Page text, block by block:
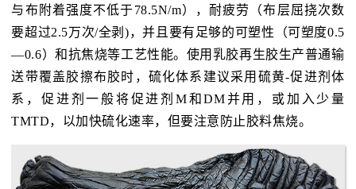
与布附着强度不低于78.5N/m），耐疲劳（布层屈挠次数
要超过2.5万次/全剥)，并且要有足够的可塑性（可塑度0.5
—0.6）和抗焦烧等工艺性能。使用乳胶再生胶生产普通输
送带覆盖胶擦布胶时，硫化体系建议采用硫黄-促进剂体
系，促进剂一般将促进剂M和DM并用，或加入少量
TMTD，以加快硫化速率，但要注意防止胶料焦烧。